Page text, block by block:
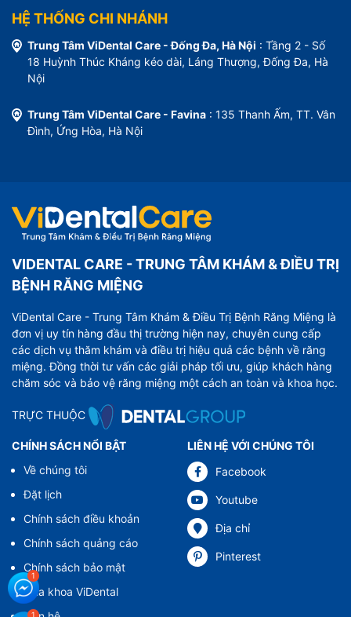
HỆ THỐNG CHI NHÁNH
Trung Tâm ViDental Care - Đống Đa, Hà Nội : Tầng 2 - Số
18 Huỳnh Thúc Kháng kéo dài, Láng Thượng, Đống Đa, Hà
Nội
Trung Tâm ViDental Care - Favina : 135 Thanh Ấm, TT. Vân
Đình, Ứng Hòa, Hà Nội
VIDENTAL CARE - TRUNG TÂM KHÁM & ĐIỀU TRỊ
BỆNH RĂNG MIỆNG
ViDental Care - Trung Tâm Khám & Điều Trị Bệnh Răng Miệng là
đơn vị uy tín hàng đầu thị trường hiện nay, chuyên cung cấp
các dịch vụ thăm khám và điều trị hiệu quả các bệnh về răng
miệng. Đồng thời tư vấn các giải pháp tối ưu, giúp khách hàng
chăm sóc và bảo vệ răng miệng một cách an toàn và khoa học.
TRỰC THUỘC
CHÍNH SÁCH NỔI BẬT
Về chúng tôi
Đặt lịch
Chính sách điều khoản
Chính sách quảng cáo
Chính sách bảo mật
Nha khoa ViDental
LIÊN HỆ VỚI CHÚNG TÔI
Facebook
Youtube
Địa chỉ
Pinterest